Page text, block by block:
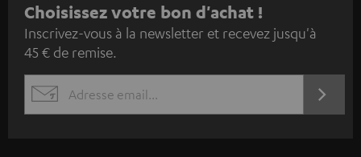
I
n
s
c
r
Choisissez votre bon d'achat !
Inscrivez-vous à la newsletter et recevez jusqu'à
45 € de remise.
EMAIL